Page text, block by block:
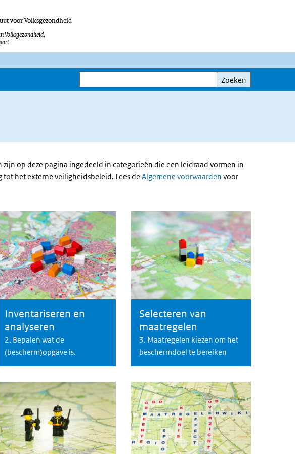
voor Volksgezondheid
Volksgezondheid,
Zoeken
Zoeken
op deze pagina ingedeeld in categorieën die een leidraad vormen in
tot het externe veiligheidsbeleid. Lees de Algemene voorwaarden voor
Het Inventariseren en analyseren van de (bescherm)opgave
Inventariseren en
analyseren
2. Bepalen wat de
(bescherm)opgave is.
Selecteren en treffen van beschermende
Selecteren van
maatregelen
3. Maatregelen kiezen om het
beschermdoel te bereiken